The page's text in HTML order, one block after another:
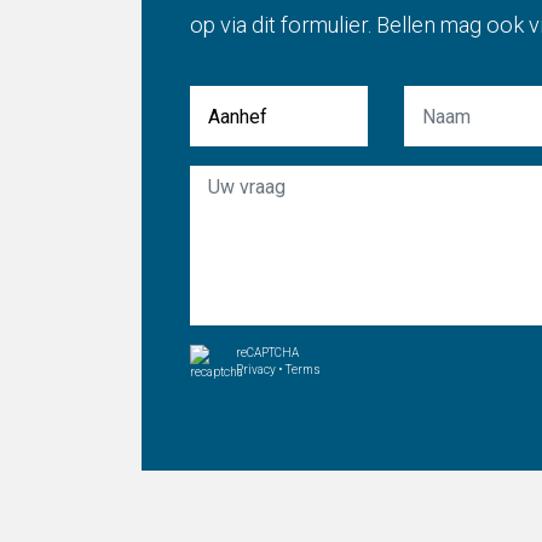
op via dit formulier. Bellen mag ook
Aanhef
reCAPTCHA
Privacy • Terms